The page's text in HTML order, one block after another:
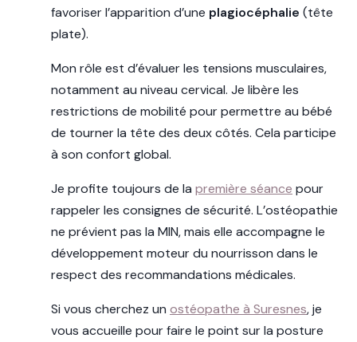
favoriser l’apparition d’une plagiocéphalie (tête
plate).
Mon rôle est d’évaluer les tensions musculaires,
notamment au niveau cervical. Je libère les
restrictions de mobilité pour permettre au bébé
de tourner la tête des deux côtés. Cela participe
à son confort global.
Je profite toujours de la première séance pour
rappeler les consignes de sécurité. L’ostéopathie
ne prévient pas la MIN, mais elle accompagne le
développement moteur du nourrisson dans le
respect des recommandations médicales.
Si vous cherchez un ostéopathe à Suresnes, je
vous accueille pour faire le point sur la posture